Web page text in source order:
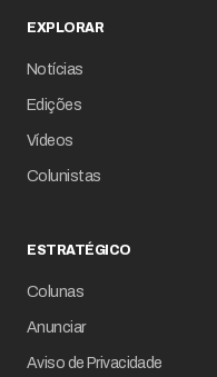
EXPLORAR
Notícias
Edições
Vídeos
Colunistas
ESTRATÉGICO
Colunas
Anunciar
Aviso de Privacidade